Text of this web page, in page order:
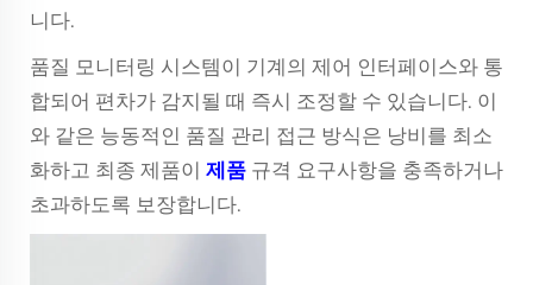
니다.
품질 모니터링 시스템이 기계의 제어 인터페이스와 통
합되어 편차가 감지될 때 즉시 조정할 수 있습니다. 이
와 같은 능동적인 품질 관리 접근 방식은 낭비를 최소
화하고 최종 제품이 제품 규격 요구사항을 충족하거나
초과하도록 보장합니다.